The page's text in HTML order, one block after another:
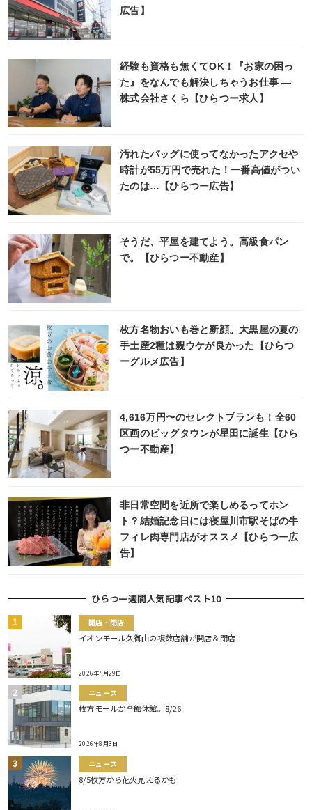
広告】
経験も資格も無くてOK！『お家の困っ
た』をなんでも解決しちゃうお仕事 ―
株式会社さくら【ひらつー求人】
汚れたバッグに使ってなかったアクセや
時計が55万円で売れた！一番高値がつい
たのは…【ひらつー広告】
そうだ、平屋を建てよう。高級食パン
で。【ひらつー不動産】
枚方名物おいも巻と新顔。大黒屋の夏の
手土産2種は親ウケが良かった【ひらつ
ーグルメ広告】
4,616万円〜のセレクトプランも！全60
区画のビッグタウンが星田に誕生【ひら
つー不動産】
非日常空間を近所で楽しめるってホン
ト？結婚記念日には寝屋川市駅そばの牛
フィレ肉専門店がオススメ【ひらつー広
告】
ひらつー週間人気記事ベスト10
開店・閉店
イオンモール久御山の複数店舗が開店＆閉店
2026年7月29日
ニュース
枚方モールが全館休館。8/26
2026年8月3日
ニュース
8/5枚方から花火見えるかも